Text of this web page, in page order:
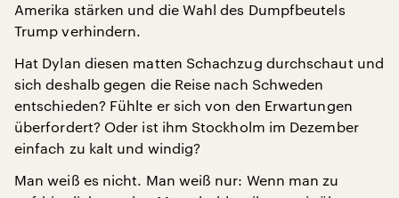
Amerika stärken und die Wahl des Dumpfbeutels
Trump verhindern.
Hat Dylan diesen matten Schachzug durchschaut und
sich deshalb gegen die Reise nach Schweden
entschieden? Fühlte er sich von den Erwartungen
überfordert? Oder ist ihm Stockholm im Dezember
einfach zu kalt und windig?
Man weiß es nicht. Man weiß nur: Wenn man zu